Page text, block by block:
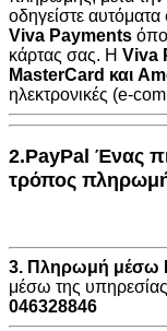
οδηγείστε αυτόματα
Viva Payments
κάρτας σας. Η Viva
MasterCard και
ηλεκτρονικές (e-
2.PayPal Ένας
τρόπος
3. Πληρωμή μέσω
μέσω της
046328846